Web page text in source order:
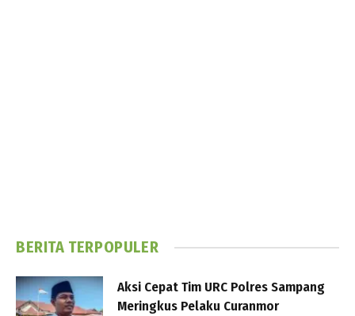
BERITA TERPOPULER
Aksi Cepat Tim URC Polres Sampang
Meringkus Pelaku Curanmor